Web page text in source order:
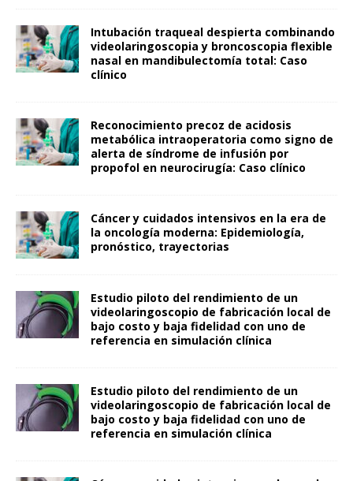
Intubación traqueal despierta combinando
videolaringoscopia y broncoscopia flexible
nasal en mandibulectomía total: Caso
clínico
Reconocimiento precoz de acidosis
metabólica intraoperatoria como signo de
alerta de síndrome de infusión por
propofol en neurocirugía: Caso clínico
Cáncer y cuidados intensivos en la era de
la oncología moderna: Epidemiología,
pronóstico, trayectorias
Estudio piloto del rendimiento de un
videolaringoscopio de fabricación local de
bajo costo y baja fidelidad con uno de
referencia en simulación clínica
Estudio piloto del rendimiento de un
videolaringoscopio de fabricación local de
bajo costo y baja fidelidad con uno de
referencia en simulación clínica